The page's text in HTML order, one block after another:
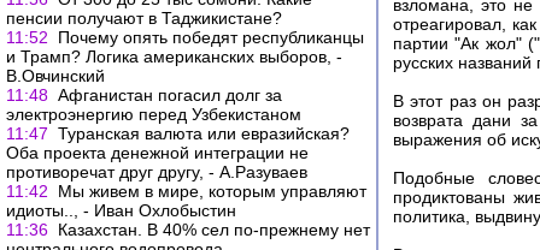
пенсии получают в Таджикистане?
11:52
Почему опять победят республиканцы
и Трамп? Логика американских выборов, -
В.Овчинский
11:48 Афганистан погасил долг за
электроэнергию перед Узбекистаном
11:47 Туранская валюта или евразийская?
Оба проекта денежной интеграции не
противоречат друг другу, - А.Разуваев
11:42
Мы живем в мире, которым управляют
идиоты.., - Иван Охлобыстин
11:36 Казахстан. В 40% сел по-прежнему нет
взломана, это
отреагировал,
партии "Ак жол"
русских
В этот раз он
возврата дани
выражения об
Подобные
продиктованы
политика,